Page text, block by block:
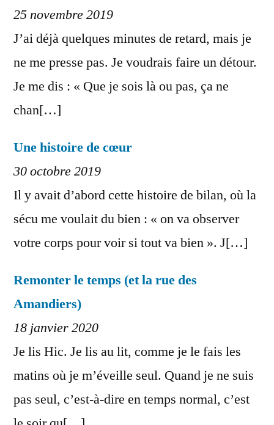
25 novembre 2019
J’ai déjà quelques minutes de retard, mais je
ne me presse pas. Je voudrais faire un détour.
Je me dis : « Que je sois là ou pas, ça ne
chan[…]
Une histoire de cœur
30 octobre 2019
Il y avait d’abord cette histoire de bilan, où la
sécu me voulait du bien : « on va observer
votre corps pour voir si tout va bien ». J[…]
Remonter le temps (et la rue des
Amandiers)
18 janvier 2020
Je lis Hic. Je lis au lit, comme je le fais les
matins où je m’éveille seul. Quand je ne suis
pas seul, c’est-à-dire en temps normal, c’est